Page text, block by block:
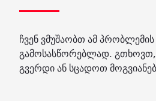
ჩვენ ვმუშაობთ ამ
გამოსასწორებლად.
გვერდი ან სცადოთ